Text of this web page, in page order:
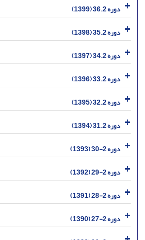
دوره 36.2 (1399)
دوره 35.2 (1398)
دوره 34.2 (1397)
دوره 33.2 (1396)
دوره 32.2 (1395)
دوره 31.2 (1394)
دوره 2-30 (1393)
دوره 2-29 (1392)
دوره 2-28 (1391)
دوره 2-27 (1390)